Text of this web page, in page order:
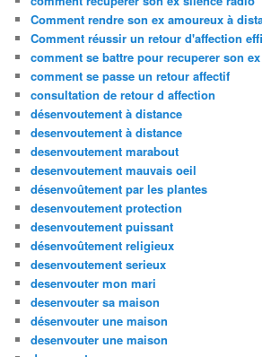
Comment rendre son ex amoureux à
Comment réussir un retour d'affection
comment se battre pour recuperer son ex
comment se passe un retour affectif
consultation de retour d affection
désenvoutement à distance
desenvoutement à distance
desenvoutement marabout
desenvoutement mauvais oeil
désenvoûtement par les plantes
desenvoutement protection
desenvoutement puissant
désenvoûtement religieux
desenvoutement serieux
desenvouter mon mari
desenvouter sa maison
désenvouter une maison
desenvouter une maison